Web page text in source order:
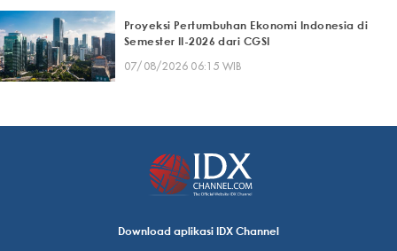
Proyeksi Pertumbuhan Ekonomi Indonesia di
Semester II-2026 dari CGSI
07/08/2026 06:15 WIB
Download aplikasi IDX Channel